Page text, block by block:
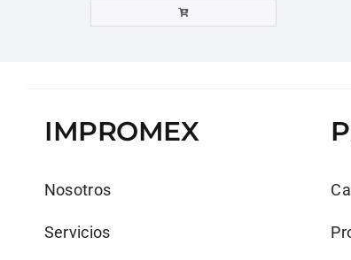
IMPROMEX
Nosotros
Servicios